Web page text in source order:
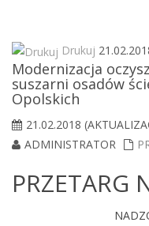
Drukuj
Modernizacja
suszarni osadów
Opolskich
21.02.2018
ADMINISTRATOR
PRZETARG